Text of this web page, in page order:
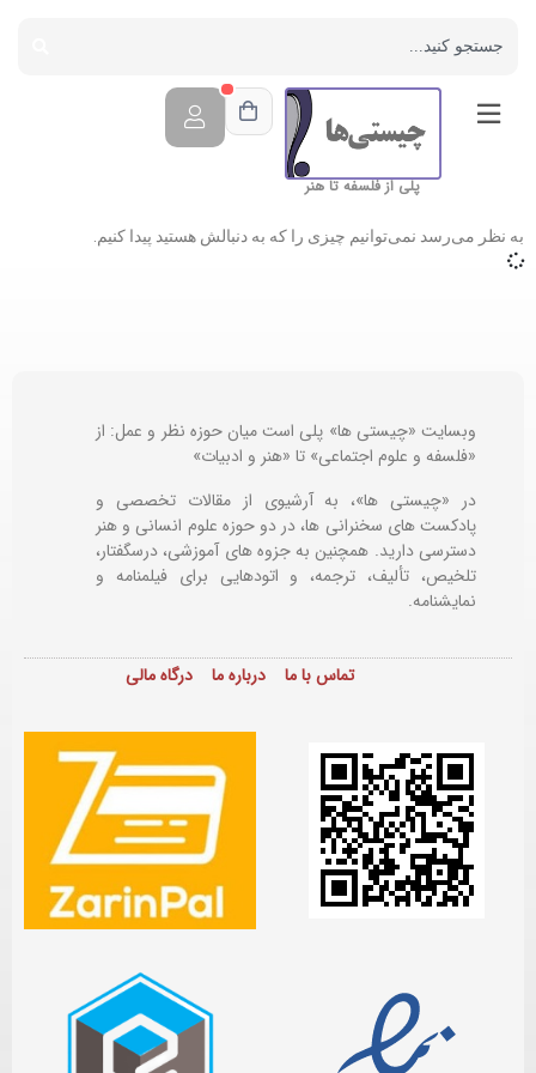
پلی از فلسفه تا هنر
به نظر می‌رسد نمی‌توانیم چیزی را که به دنبالش هستید پیدا کنیم.
وبسایت «چیستی ها» پلی است میان حوزه نظر و عمل: از
«فلسفه و علوم اجتماعی» تا «هنر و ادبیات»
در «چیستی ها»، به آرشیوی از مقالات تخصصی و
پادکست های سخنرانی ها، در دو حوزه علوم انسانی و هنر
دسترسی دارید. همچنین به جزوه های آموزشی، درسگفتار،
تلخیص، تألیف، ترجمه، و اتودهایی برایفیلمنامه و
نمایشنامه.
تماس با ما درباره ما درگاه مالی